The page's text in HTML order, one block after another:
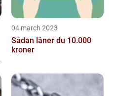
04 march 2023
Sådan låner du 10.000
kroner